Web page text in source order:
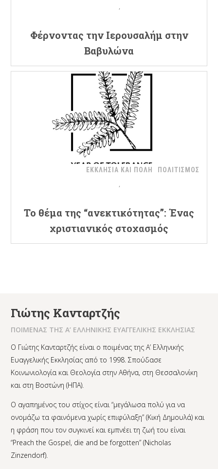
Φέρνοντας την Ιερουσαλήμ στην
Βαβυλώνα
ΕΚΚΛΗΣΙΑ ΚΑΙ ΠΟΛΗ ΠΟΛΙΤΙΣΜΟΣ
Το θέμα της “ανεκτικότητας”: Ένας
χριστιανικός στοχασμός
Γιώτης Κανταρτζής
ΠΟΙΜΕΝΑΣ ΤΗΣ Α’ ΕΛΛΗΝΙΚΗΣ ΕΥΑΓΓΕΛΙΚΗΣ ΕΚΚΛΗΣΙΑΣ
Ο Γιώτης Κανταρτζής είναι ο ποιμένας της Α’ Ελληνικής
Ευαγγελικής Εκκλησίας από το 1998. Σπούδασε
Κοινωνιολογία και Θεολογία στην Αθήνα, στη Θεσσαλονίκη
και στη Βοστώνη (ΗΠΑ).
Ο αγαπημένος του στίχος είναι “μεγάλωσα πολύ για να
ονομάζω τα φαινόμενα χωρίς επιφύλαξη” (Κική Δημουλά) και
η φράση που τον συγκινεί και εμπνέει τη ζωή του είναι
“Preach the Gospel, die and be forgotten” (Nicholas
Zinzendorf).